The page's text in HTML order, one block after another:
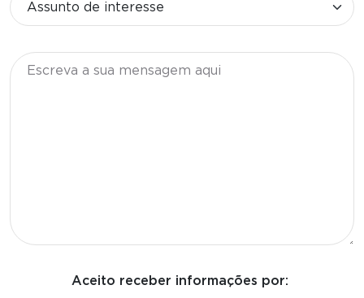
Mensagem
Aceito receber informações por: